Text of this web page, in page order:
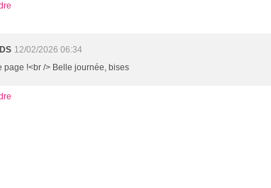
12/02/2026 06:34
page !<br /> Belle journée, bises